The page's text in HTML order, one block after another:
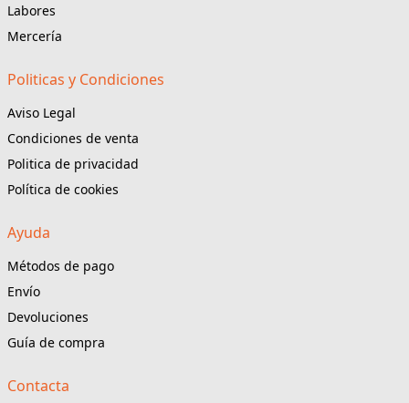
Labores
Mercería
Politicas y Condiciones
Aviso Legal
Condiciones de venta
Politica de privacidad
Política de cookies
Ayuda
Métodos de pago
Envío
Devoluciones
Guía de compra
Contacta